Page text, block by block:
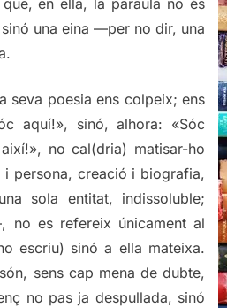
en ella, la paraula no és
una eina —per no dir, una
seva poesia ens colpeix; ens
aquí!», sinó, alhora: «Sóc
no cal(dria) matisar-ho
persona, creació i biografia,
sola entitat, indissoluble;
no es refereix únicament al
escriu) sinó a ella mateixa.
sens cap mena de dubte,
no pas ja despullada, sinó